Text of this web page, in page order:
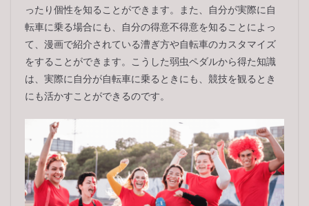
ったり個性を知ることができます。また、自分が実際に自
転車に乗る場合にも、自分の得意不得意を知ることによっ
て、漫画で紹介されている漕ぎ方や自転車のカスタマイズ
をすることができます。こうした弱虫ペダルから得た知識
は、実際に自分が自転車に乗るときにも、競技を観るとき
にも活かすことができるのです。